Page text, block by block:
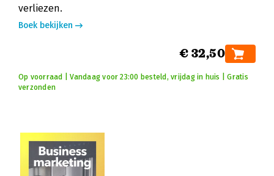
verliezen.
Boek bekijken
€ 32,50
Op voorraad | Vandaag voor 23:00 besteld, vrijdag in huis | Gratis
verzonden